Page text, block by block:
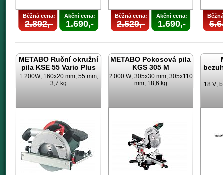
Běžná cena:
2.892,-
Akční cena:
1.690,-
Běžná cena:
2.529,-
Akční cena:
1.690,-
METABO Ruční okružní
pila KSE 55 Vario Plus
1.200W; 160x20 mm; 55 mm;
3,7 kg
METABO Pokosová pila
KGS 305 M
2.000 W; 305x30 mm; 305x110
mm; 18,6 kg
18 V;